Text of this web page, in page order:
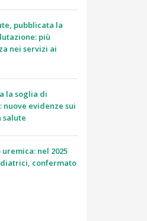
pubblicata la
più
nei servizi ai
la soglia di
nuove evidenze sui
salute
nel 2025
confermato